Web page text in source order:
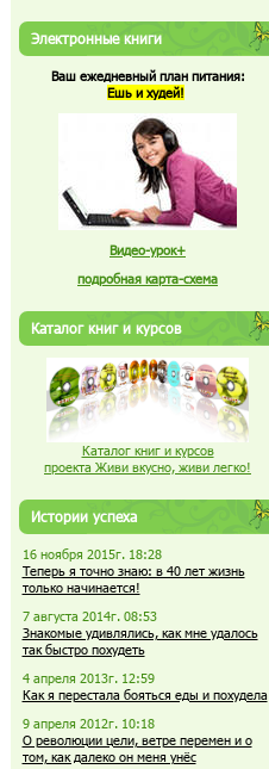
Электронные книги
Ваш ежедневный план питания:
Ешь и худей!
Видео-урок+
подробная карта-схема
Каталог книг и курсов
Каталог книг и курсов
проекта Живи вкусно, живи легко!
Истории успеха
16 ноября 2015г. 18:28
Теперь я точно знаю: в 40 лет жизнь
только начинается!
7 августа 2014г. 08:53
Знакомые удивлялись, как мне удалось
так быстро похудеть
4 апреля 2013г. 12:59
Как я перестала бояться еды и похудела
9 апреля 2012г. 10:18
О революции цели, ветре перемен и о
том, как далеко он меня унёс